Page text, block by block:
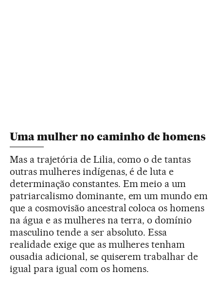
Uma mulher no caminho de homens
Mas a trajetória de Lilia, como o de tantas
outras mulheres indígenas, é de luta e
determinação constantes. Em meio a um
patriarcalismo dominante, em um mundo em
que a cosmovisão ancestral coloca os homens
na água e as mulheres na terra, o domínio
masculino tende a ser absoluto. Essa
realidade exige que as mulheres tenham
ousadia adicional, se quiserem trabalhar de
igual para igual com os homens.